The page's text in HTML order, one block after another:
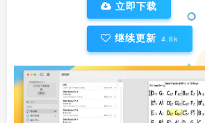
立即下载
继续更新 4.8k